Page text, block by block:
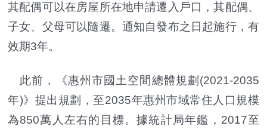
其配偶可以在房屋所在地申請遷入戶口，其配偶、
子女、父母可以隨遷。通知自發布之日起施行，有
效期3年。
此前，《惠州市國土空間總體規劃(2021-2035
年)》提出規劃，至2035年惠州市域常住人口規模
為850萬人左右的目標。據統計局年鑑，2017至